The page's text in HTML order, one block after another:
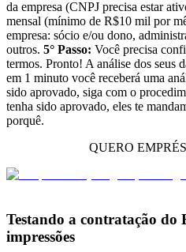
da empresa (CNPJ precisa estar
mensal (mínimo de R$10 mil por
empresa: sócio e/ou dono,
outros. 5° Passo: Você precisa
termos. Pronto! A análise dos seus
em 1 minuto você receberá uma
sido aprovado, siga com o
tenha sido aprovado, eles te
porquê.
QUERO
Testando a contratação do
impressões